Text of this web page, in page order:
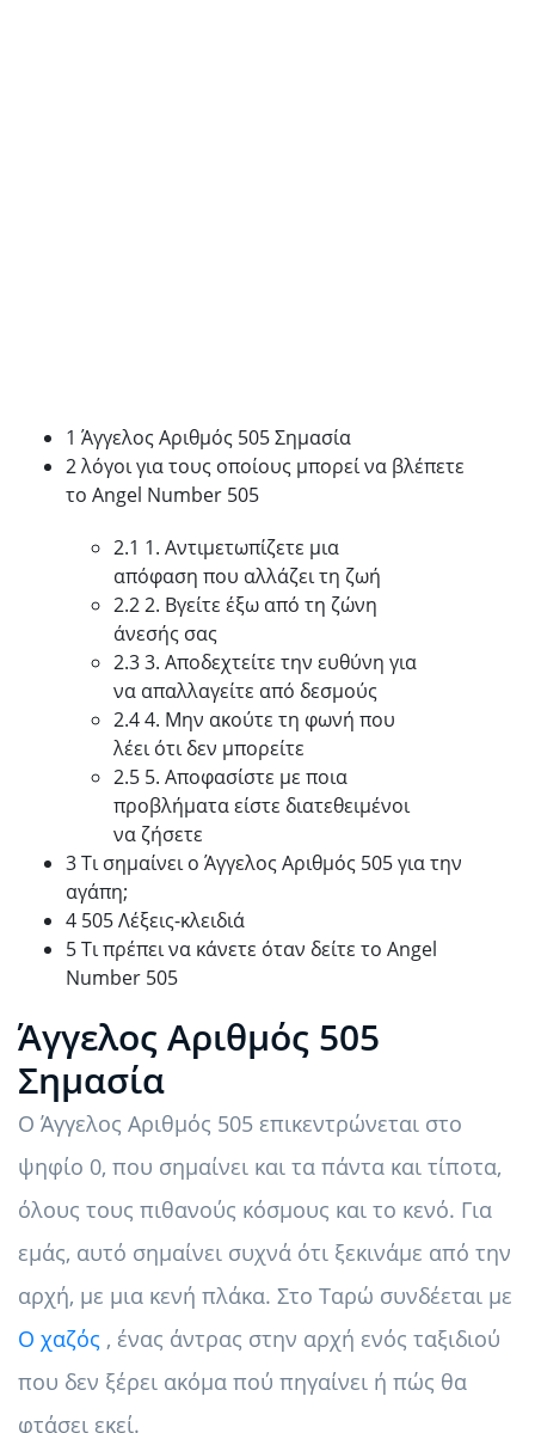
1 Άγγελος Αριθμός 505 Σημασία
2 λόγοι για τους οποίους μπορεί να βλέπετε
το Angel Number 505
2.1 1. Αντιμετωπίζετε μια
απόφαση που αλλάζει τη ζωή
2.2 2. Βγείτε έξω από τη ζώνη
άνεσής σας
2.3 3. Αποδεχτείτε την ευθύνη για
να απαλλαγείτε από δεσμούς
2.4 4. Μην ακούτε τη φωνή που
λέει ότι δεν μπορείτε
2.5 5. Αποφασίστε με ποια
προβλήματα είστε διατεθειμένοι
να ζήσετε
3 Τι σημαίνει ο Άγγελος Αριθμός 505 για την
αγάπη;
4 505 Λέξεις-κλειδιά
5 Τι πρέπει να κάνετε όταν δείτε το Angel
Number 505
Άγγελος Αριθμός 505
Σημασία
Ο Άγγελος Αριθμός 505 επικεντρώνεται στο
ψηφίο 0, που σημαίνει και τα πάντα και τίποτα,
όλους τους πιθανούς κόσμους και το κενό. Για
εμάς, αυτό σημαίνει συχνά ότι ξεκινάμε από την
αρχή, με μια κενή πλάκα. Στο Ταρώ συνδέεται με
Ο χαζός , ένας άντρας στην αρχή ενός ταξιδιού
που δεν ξέρει ακόμα πού πηγαίνει ή πώς θα
φτάσει εκεί.